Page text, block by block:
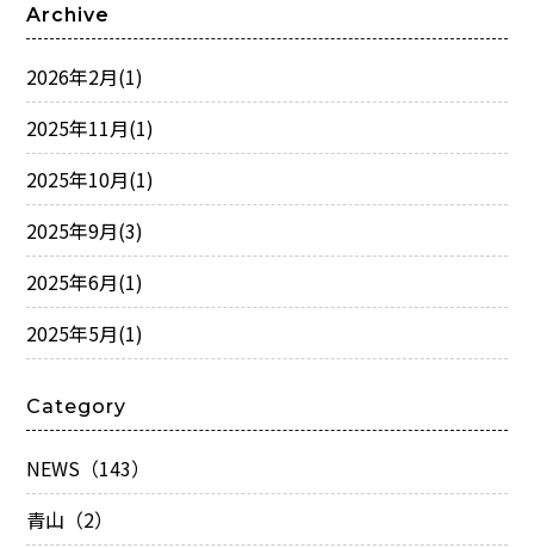
Archive
2026年2月(1)
2025年11月(1)
2025年10月(1)
2025年9月(3)
2025年6月(1)
2025年5月(1)
Category
NEWS（143）
青山（2）